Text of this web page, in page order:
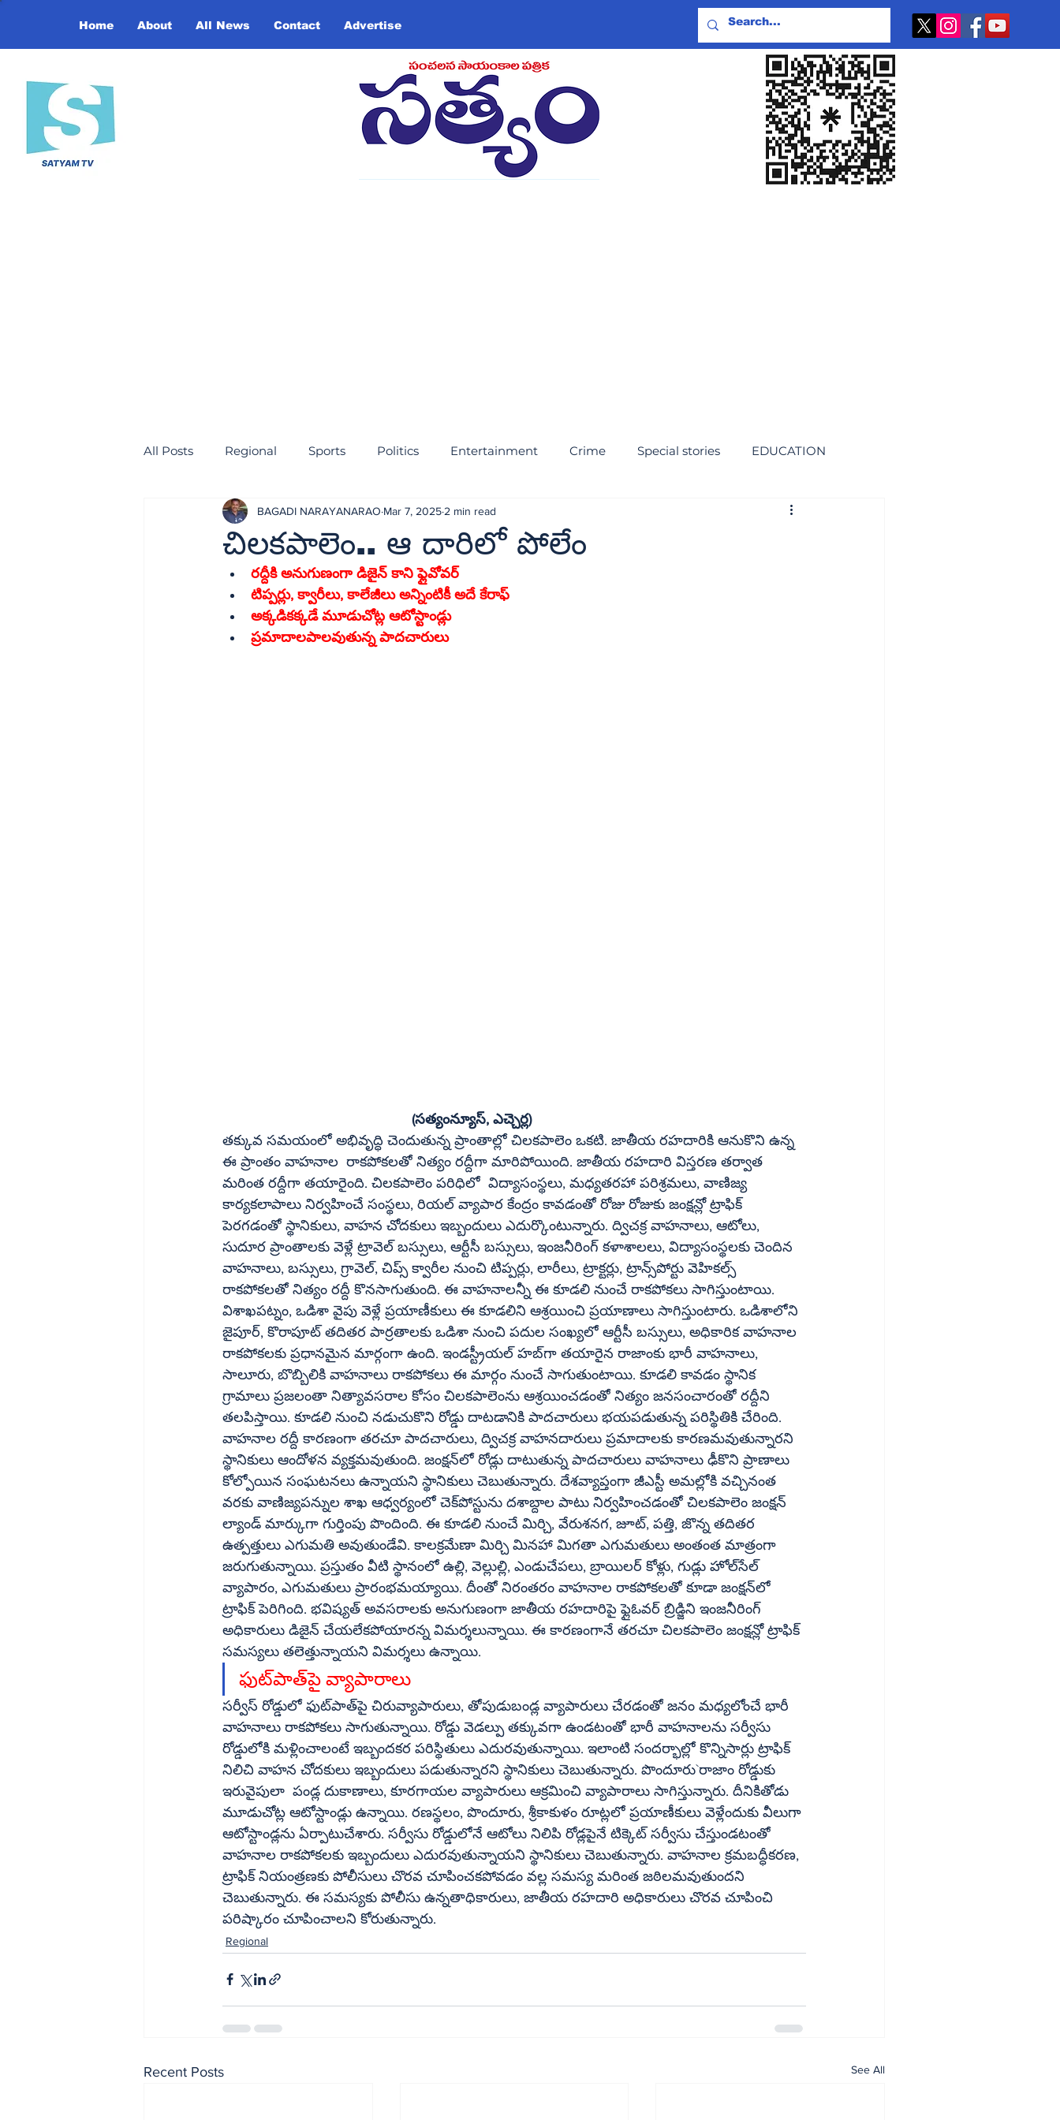
Home About All News Contact Advertise
All Posts Regional Sports Politics Entertainment Crime Special stories EDUCATION
EDITORIAL
చిలకపాలెం.. ఆ దారిలో పోలేం
BAGADI NARAYANARAO Mar 7, 2025 2 min read
అక్కడికక్కడే మూడుచోట్ల ఆటోస్టాండ్లు
ప్రమాదాలపాలవుతున్న పాదచారులు
	        (సత్యంన్యూస్‌, ఎచ్చెర్ల)
తక్కువ సమయంలో అభివృద్ధి చెందుతున్న ప్రాంతాల్లో చిలకపాలెం ఒకటి. జాతీయ రహదారికి ఆనుకొని ఉన్న
ఈ ప్రాంతం వాహనాల  రాకపోకలతో నిత్యం రద్దీగా మారిపోయింది. జాతీయ రహదారి విస్తరణ తర్వాత
మరింత రద్దీగా తయారైంది. చిలకపాలెం పరిధిలో  విద్యాసంస్థలు, మధ్యతరహా పరిశ్రమలు, వాణిజ్య
కార్యకలాపాలు నిర్వహించే సంస్థలు, రియల్‌ వ్యాపార కేంద్రం కావడంతో రోజు రోజుకు జంక్షన్లో ట్రాఫిక్‌
పెరగడంతో స్థానికులు, వాహన చోదకులు ఇబ్బందులు ఎదుర్కొంటున్నారు. ద్విచక్ర వాహనాలు, ఆటోలు,
సుదూర ప్రాంతాలకు వెళ్లే ట్రావెల్‌ బస్సులు, ఆర్టీసీ బస్సులు, ఇంజనీరింగ్‌ కళాశాలలు, విద్యాసంస్థలకు చెందిన
వాహనాలు, బస్సులు, గ్రావెల్‌, చిప్స్‌ క్వారీల నుంచి టిప్పర్లు, లారీలు, ట్రాక్టర్లు, ట్రాన్స్‌పోర్టు వెహికల్స్‌
రాకపోకలతో నిత్యం రద్దీ కొనసాగుతుంది. ఈ వాహనాలన్నీ ఈ కూడలి నుంచే రాకపోకలు సాగిస్తుంటాయి.
విశాఖపట్నం, ఒడిశా వైపు వెళ్లే ప్రయాణీకులు ఈ కూడలిని ఆశ్రయించి ప్రయాణాలు సాగిస్తుంటారు. ఒడిశాలోని
జైపూర్‌, కొరాపూట్‌ తదితర పార్రతాలకు ఒడిశా నుంచి పదుల సంఖ్యలో ఆర్టీసీ బస్సులు, అధికారిక వాహనాల
రాకపోకలకు ప్రధానమైన మార్గంగా ఉంది. ఇండస్ట్రీయల్‌ హబ్‌గా తయారైన రాజాంకు భారీ వాహనాలు,
సాలూరు, బొబ్బిలికి వాహనాలు రాకపోకలు ఈ మార్గం నుంచే సాగుతుంటాయి. కూడలి కావడం స్థానిక
గ్రామాలు ప్రజలంతా నిత్యావసరాల కోసం చిలకపాలెంను ఆశ్రయించడంతో నిత్యం జనసంచారంతో రద్దీని
తలపిస్తాయి. కూడలి నుంచి నడుచుకొని రోడ్డు దాటడానికి పాదచారులు భయపడుతున్న పరిస్థితికి చేరింది.
వాహనాల రద్దీ కారణంగా తరచూ పాదచారులు, ద్విచక్ర వాహనదారులు ప్రమాదాలకు కారణమవుతున్నారని
స్థానికులు ఆందోళన వ్యక్తమవుతుంది. జంక్షన్‌లో రోడ్లు దాటుతున్న పాదచారులు వాహనాలు ఢీకొని ప్రాణాలు
కోల్పోయిన సంఘటనలు ఉన్నాయని స్థానికులు చెబుతున్నారు. దేశవ్యాప్తంగా జీఎస్టీ అమల్లోకి వచ్చినంత
వరకు వాణిజ్యపన్నుల శాఖ ఆధ్వర్యంలో చెక్‌పోస్టును దశాబ్దాల పాటు నిర్వహించడంతో చిలకపాలెం జంక్షన్‌
ల్యాండ్‌ మార్కుగా గుర్తింపు పొందింది. ఈ కూడలి నుంచే మిర్చి, వేరుశనగ, జూట్‌, పత్తి, జొన్న తదితర
ఉత్పత్తులు ఎగుమతి అవుతుండేవి. కాలక్రమేణా మిర్చి మినహా మిగతా ఎగుమతులు అంతంత మాత్రంగా
జరుగుతున్నాయి. ప్రస్తుతం వీటి స్థానంలో ఉల్లి, వెల్లుల్లి, ఎండుచేపలు, బ్రాయిలర్‌ కోళ్లు, గుడ్లు హోల్‌సేల్‌
వ్యాపారం, ఎగుమతులు ప్రారంభమయ్యాయి. దీంతో నిరంతరం వాహనాల రాకపోకలతో కూడా జంక్షన్‌లో
ట్రాఫిక్‌ పెరిగింది. భవిష్యత్‌ అవసరాలకు అనుగుణంగా జాతీయ రహదారిపై ఫ్లైఓవర్‌ బ్రిడ్జిని ఇంజనీరింగ్‌
అధికారులు డిజైన్‌ చేయలేకపోయారన్న విమర్శలున్నాయి. ఈ కారణంగానే తరచూ చిలకపాలెం జంక్షన్లో ట్రాఫిక్‌
సమస్యలు తలెత్తున్నాయని విమర్శలు ఉన్నాయి.
ఫుట్‌పాత్‌పై వ్యాపారాలు
సర్వీస్‌ రోడ్డులో ఫుట్‌పాత్‌పై చిరువ్యాపారులు, తోపుడుబండ్ల వ్యాపారులు చేరడంతో జనం మధ్యలోంచే భారీ
వాహనాలు రాకపోకలు సాగుతున్నాయి. రోడ్డు వెడల్పు తక్కువగా ఉండటంతో భారీ వాహనాలను సర్వీసు
రోడ్డులోకి మళ్లించాలంటే ఇబ్బందకర పరిస్థితులు ఎదురవుతున్నాయి. ఇలాంటి సందర్భాల్లో కొన్నిసార్లు ట్రాఫిక్‌
నిలిచి వాహన చోదకులు ఇబ్బందులు పడుతున్నారని స్థానికులు చెబుతున్నారు. పొందూరు`రాజాం రోడ్డుకు
ఇరువైపులా  పండ్ల దుకాణాలు, కూరగాయల వ్యాపారులు ఆక్రమించి వ్యాపారాలు సాగిస్తున్నారు. దీనికితోడు
మూడుచోట్ల ఆటోస్టాండ్లు ఉన్నాయి. రణస్థలం, పొందూరు, శ్రీకాకుళం రూట్లలో ప్రయాణీకులు వెళ్లేందుకు వీలుగా
ఆటోస్టాండ్లను ఏర్పాటుచేశారు. సర్వీసు రోడ్డులోనే ఆటోలు నిలిపి రోడ్లపైనే టిక్కెట్‌ సర్వీసు చేస్తుండటంతో
వాహనాల రాకపోకలకు ఇబ్బందులు ఎదురవుతున్నాయని స్థానికులు చెబుతున్నారు. వాహనాల క్రమబద్ధీకరణ,
ట్రాఫిక్‌ నియంత్రణకు పోలీసులు చొరవ చూపించకపోవడం వల్ల సమస్య మరింత జఠిలమవుతుందని
చెబుతున్నారు. ఈ సమస్యకు పోలీసు ఉన్నతాధికారులు, జాతీయ రహదారి అధికారులు చొరవ చూపించి
పరిష్కారం చూపించాలని కోరుతున్నారు.
Regional
Recent Posts See All